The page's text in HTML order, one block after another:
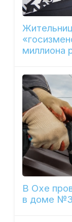
миллиона
В Охе
в доме